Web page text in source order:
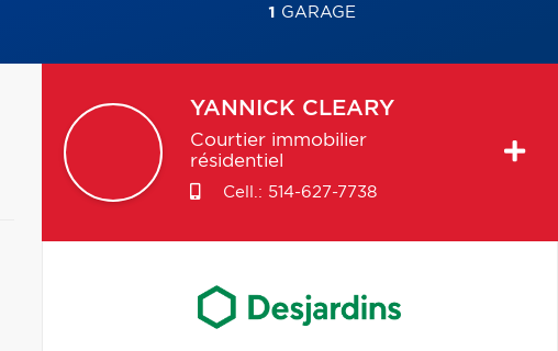
1 GARAGE
YANNICK CLEARY
Courtier immobilier
résidentiel
Cell.: 514-627-7738